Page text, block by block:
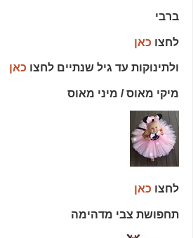
ברבי
לחצו כאן
ולתינוקות עד גיל שנתיים לחצו כאן
מיקי מאוס / מיני מאוס
לחצו כאן
תחפושת צבי מדהימה